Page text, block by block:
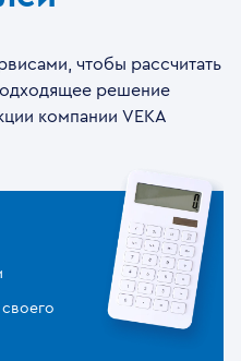
чтобы рассчитать
решение
компании VEKA